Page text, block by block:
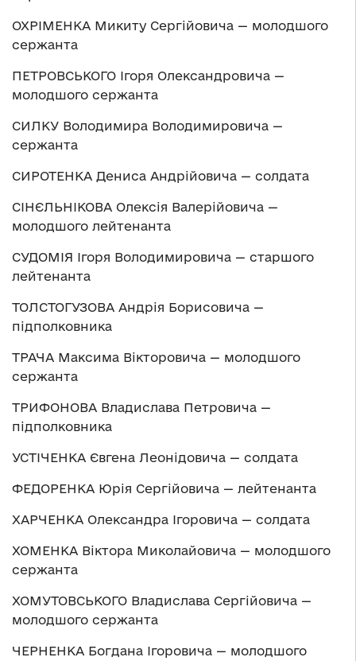
ОХРІМЕНКА Микиту Сергійовича — молодшого
сержанта
ПЕТРОВСЬКОГО Ігоря Олександровича —
молодшого сержанта
СИЛКУ Володимира Володимировича —
сержанта
СИРОТЕНКА Дениса Андрійовича — солдата
СІНЄЛЬНІКОВА Олексія Валерійовича —
молодшого лейтенанта
СУДОМІЯ Ігоря Володимировича — старшого
лейтенанта
ТОЛСТОГУЗОВА Андрія Борисовича —
підполковника
ТРАЧА Максима Вікторовича — молодшого
сержанта
ТРИФОНОВА Владислава Петровича —
підполковника
УСТІЧЕНКА Євгена Леонідовича — солдата
ФЕДОРЕНКА Юрія Сергійовича — лейтенанта
ХАРЧЕНКА Олександра Ігоровича — солдата
ХОМЕНКА Віктора Миколайовича — молодшого
сержанта
ХОМУТОВСЬКОГО Владислава Сергійовича —
молодшого сержанта
ЧЕРНЕНКА Богдана Ігоровича — молодшого